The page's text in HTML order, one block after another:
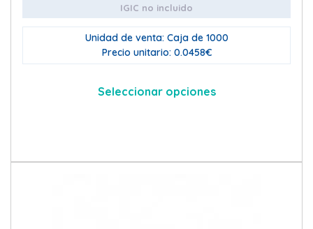
IGIC no incluido
Unidad de venta: Caja de 1000
Precio unitario: 0.0458€
Seleccionar opciones